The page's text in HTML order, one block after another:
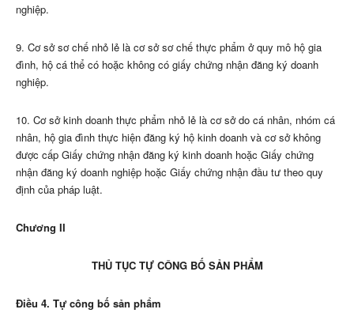
nghiệp.
9. Cơ sở sơ chế nhỏ lẻ là cơ sở sơ chế thực phẩm ở quy mô hộ gia
đình, hộ cá thể có hoặc không có giấy chứng nhận đăng ký doanh
nghiệp.
10. Cơ sở kinh doanh thực phẩm nhỏ lẻ là cơ sở do cá nhân, nhóm cá
nhân, hộ gia đình thực hiện đăng ký hộ kinh doanh và cơ sở không
được cấp Giấy chứng nhận đăng ký kinh doanh hoặc Giấy chứng
nhận đăng ký doanh nghiệp hoặc Giấy chứng nhận đầu tư theo quy
định của pháp luật.
Chương II
THỦ TỤC TỰ CÔNG BỐ SẢN PHẨM
Điều 4. Tự công bố sản phẩm